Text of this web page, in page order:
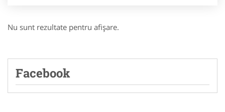
Nu sunt rezultate pentru afişare.
Facebook